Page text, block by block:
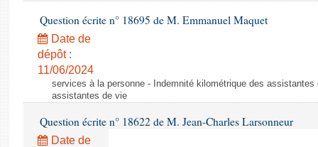
Question écrite n° 18695 de M. Emmanuel Maquet
Date de
dépôt :
11/06/2024
services à la personne - Indemnité kilométrique des
assistantes de vie
Question écrite n° 18622 de M. Jean-Charles Larsonneur
Date de